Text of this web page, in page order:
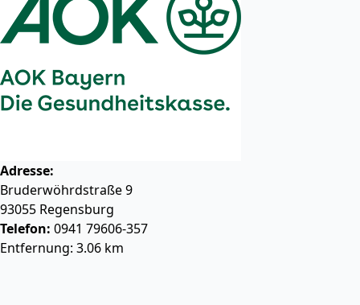
Adresse:
Bruderwöhrdstraße 9
93055 Regensburg
Telefon: 0941 79606-357
Entfernung: 3.06 km